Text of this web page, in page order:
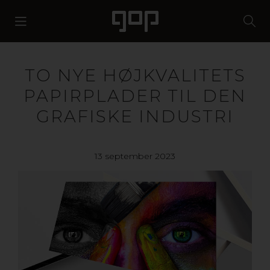
TO NYE HØJKVALITETS
PAPIRPLADER TIL DEN
GRAFISKE INDUSTRI
13 september 2023